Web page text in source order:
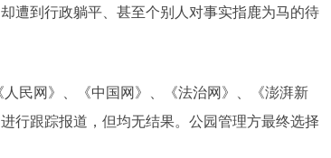
遭到行政躺平、甚至个别人对事实指鹿为马的待
民网》、《中国网》、《法治网》、《澎湃新
行跟踪报道，但均无结果。公园管理方最终选择